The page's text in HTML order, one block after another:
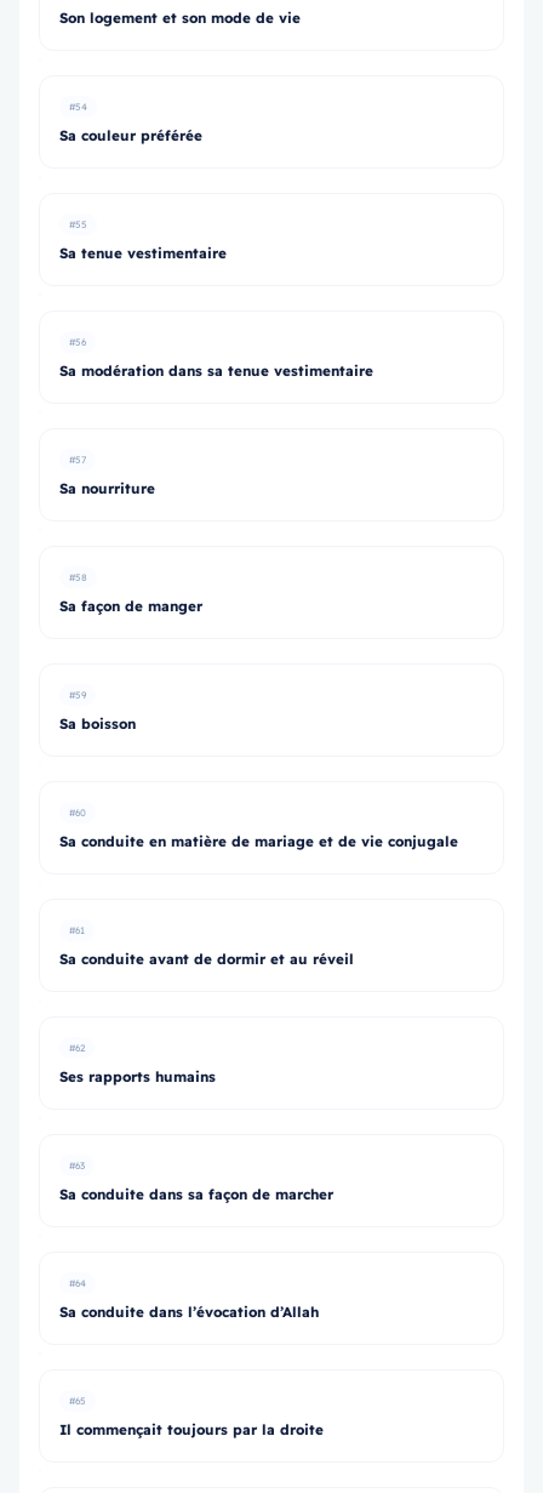
Son logement et son mode de vie
#54
Sa couleur préférée
#55
Sa tenue vestimentaire
#56
Sa modération dans sa tenue vestimentaire
#57
Sa nourriture
#58
Sa façon de manger
#59
Sa boisson
#60
Sa conduite en matière de mariage et de vie conjugale
#61
Sa conduite avant de dormir et au réveil
#62
Ses rapports humains
#63
Sa conduite dans sa façon de marcher
#64
Sa conduite dans l’évocation d’Allah
#65
Il commençait toujours par la droite